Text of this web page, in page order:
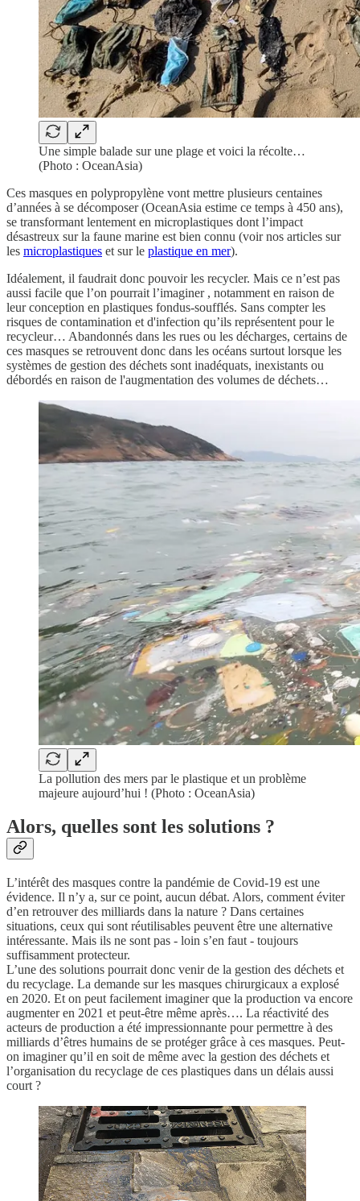
Une simple balade sur une plage et voici la récolte…
(Photo : OceanAsia)
Ces masques en polypropylène vont mettre plusieurs centaines
d’années à se décomposer (OceanAsia estime ce temps à 450 ans),
se transformant lentement en microplastiques dont l’impact
désastreux sur la faune marine est bien connu (voir nos articles sur
les microplastiques et sur le plastique en mer).
Idéalement, il faudrait donc pouvoir les recycler. Mais ce n’est pas
aussi facile que l’on pourrait l’imaginer , notamment en raison de
leur conception en plastiques fondus-soufflés. Sans compter les
risques de contamination et d'infection qu’ils représentent pour le
recycleur… Abandonnés dans les rues ou les décharges, certains de
ces masques se retrouvent donc dans les océans surtout lorsque les
systèmes de gestion des déchets sont inadéquats, inexistants ou
débordés en raison de l'augmentation des volumes de déchets…
La pollution des mers par le plastique et un problème
majeure aujourd’hui ! (Photo : OceanAsia)
Alors, quelles sont les solutions ?
L’intérêt des masques contre la pandémie de Covid-19 est une
évidence. Il n’y a, sur ce point, aucun débat. Alors, comment éviter
d’en retrouver des milliards dans la nature ? Dans certaines
situations, ceux qui sont réutilisables peuvent être une alternative
intéressante. Mais ils ne sont pas - loin s’en faut - toujours
suffisamment protecteur.
L’une des solutions pourrait donc venir de la gestion des déchets et
du recyclage. La demande sur les masques chirurgicaux a explosé
en 2020. Et on peut facilement imaginer que la production va encore
augmenter en 2021 et peut-être même après…. La réactivité des
acteurs de production a été impressionnante pour permettre à des
milliards d’êtres humains de se protéger grâce à ces masques. Peut-
on imaginer qu’il en soit de même avec la gestion des déchets et
l’organisation du recyclage de ces plastiques dans un délais aussi
court ?